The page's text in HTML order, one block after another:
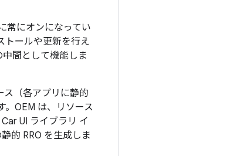
常にオンになってい
トールや更新を行え
間として機能しま
ス（各アプリに静的
。OEM は、リソース
UI ライブラリ イ
的 RRO を生成しま